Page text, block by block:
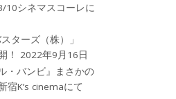
3/10シネマスコーレに
ターズ（株）」
！
2022年9月16日
・バンビ』まさかの
宿K’s cinemaにて